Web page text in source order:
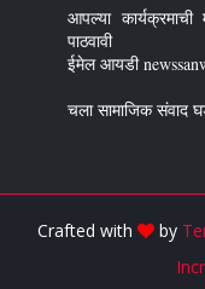
आपल्या
पाठवावी
ईमेल आयडी
चला सामाजिक संवाद
Crafted with by